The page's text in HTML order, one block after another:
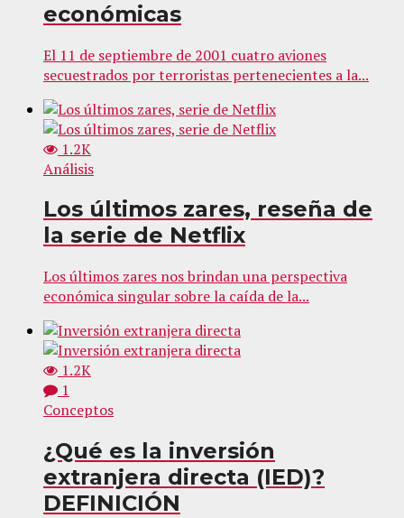
económicas
El 11 de septiembre de 2001 cuatro aviones
secuestrados por terroristas pertenecientes a la...
1.2K
Análisis
Los últimos zares, reseña de
la serie de Netflix
Los últimos zares nos brindan una perspectiva
económica singular sobre la caída de la...
1.2K
1
Conceptos
¿Qué es la inversión
extranjera directa (IED)?
DEFINICIÓN